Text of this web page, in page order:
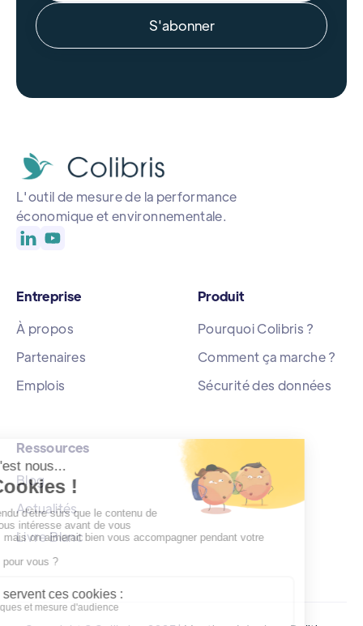
L'outil de mesure de la performance
économique et environnementale.
Entreprise
À propos
Partenaires
Emplois
Produit
Pourquoi Colibris ?
Comment ça marche ?
Sécurité des données
Ressources
Blog
Actualités
Livre Blanc